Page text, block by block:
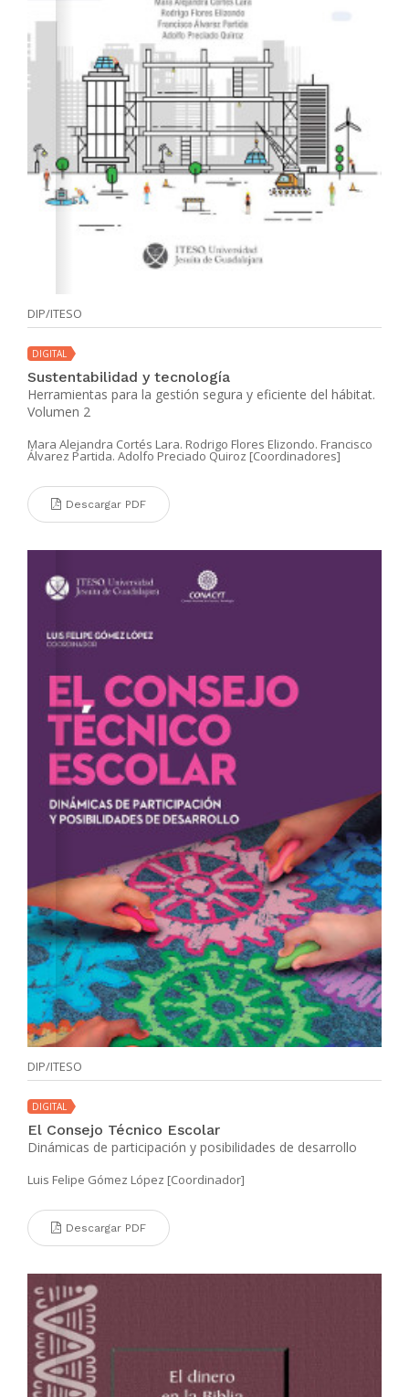
DIP/ITESO
DIGITAL
Sustentabilidad y tecnología
Herramientas para la gestión segura y eficiente del hábitat.
Volumen 2
Mara Alejandra Cortés Lara. Rodrigo Flores Elizondo. Francisco
Álvarez Partida. Adolfo Preciado Quiroz [Coordinadores]
Descargar PDF
DIP/ITESO
DIGITAL
El Consejo Técnico Escolar
Dinámicas de participación y posibilidades de desarrollo
Luis Felipe Gómez López [Coordinador]
Descargar PDF